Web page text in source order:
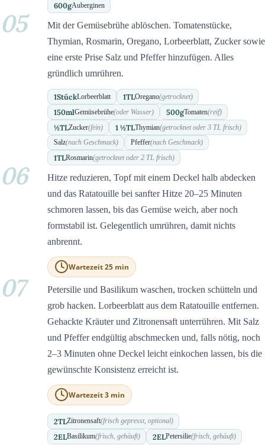
600gAuberginen
05
Mit der Gemüsebrühe ablöschen. Tomatenstücke,
Thymian, Rosmarin, Oregano, Lorbeerblatt, Zucker sowie
eine erste Prise Salz und Pfeffer hinzufügen. Alles
gründlich umrühren.
1StückLorbeerblatt 1TLOregano(getrocknet)
150mlGemüsebrühe(oder Wasser) 500gTomaten(reif)
½TLZucker(fein) 1 ½TLThymian(getrocknet oder 3 TL frisch)
Salz(nach Geschmack) Pfeffer(nach Geschmack)
1TLRosmarin(getrocknet oder 2 TL frisch)
06
Hitze reduzieren, Topf mit einem Deckel halb abdecken
und das Ratatouille bei sanfter Hitze 20–25 Minuten
schmoren lassen, bis das Gemüse weich, aber noch
formstabil ist. Gelegentlich umrühren, damit nichts
anbrennt.
Wartezeit 25 min
07
Petersilie und Basilikum waschen, trocken schütteln und
grob hacken. Lorbeerblatt aus dem Ratatouille entfernen.
Gehackte Kräuter und Zitronensaft unterrühren. Mit Salz
und Pfeffer endgültig abschmecken und, falls nötig, noch
2–3 Minuten ohne Deckel leicht einkochen lassen, bis die
gewünschte Konsistenz erreicht ist.
Wartezeit 3 min
2TLZitronensaft(frisch gepresst, optional)
2ELBasilikum(frisch, gehäuft) 2ELPetersilie(frisch, gehäuft)